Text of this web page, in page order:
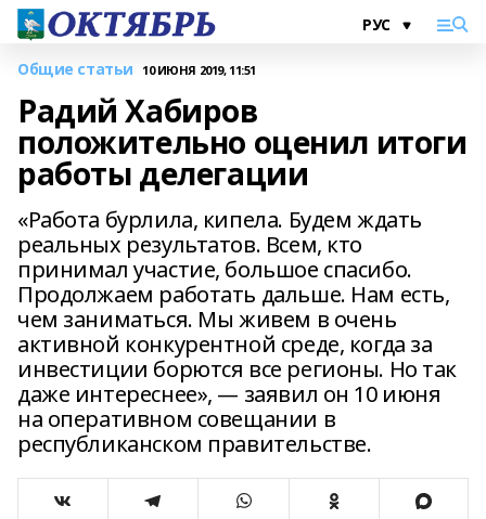
Общие статьи 10 ИЮНЯ 2019, 11:51
Радий Хабиров
положительно оценил итоги
работы делегации
«Работа бурлила, кипела. Будем ждать
реальных результатов. Всем, кто
принимал участие, большое спасибо.
Продолжаем работать дальше. Нам есть,
чем заниматься. Мы живем в очень
активной конкурентной среде, когда за
инвестиции борются все регионы. Но так
даже интереснее», — заявил он 10 июня
на оперативном совещании в
республиканском правительстве.